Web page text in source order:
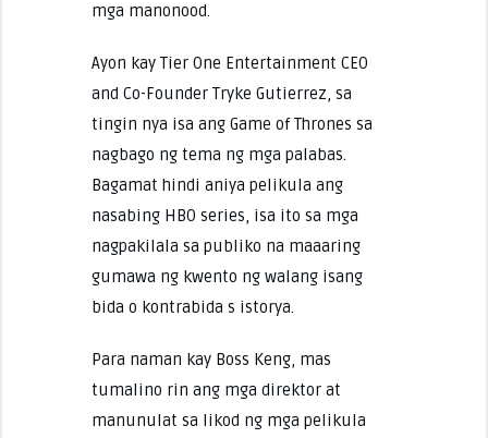
mga manonood.
Ayon kay Tier One Entertainment CEO
and Co-Founder Tryke Gutierrez, sa
tingin nya isa ang Game of Thrones sa
nagbago ng tema ng mga palabas.
Bagamat hindi aniya pelikula ang
nasabing HBO series, isa ito sa mga
nagpakilala sa publiko na maaaring
gumawa ng kwento ng walang isang
bida o kontrabida s istorya.
Para naman kay Boss Keng, mas
tumalino rin ang mga direktor at
manunulat sa likod ng mga pelikula